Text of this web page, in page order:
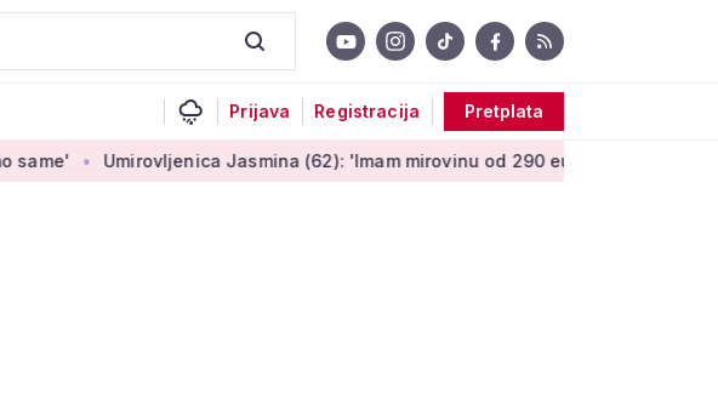
Prijava Registracija Pretplata
Umirovljenica Jasmina (62): 'Imam mirovinu od 290 eura, a dobijem i socijalnu